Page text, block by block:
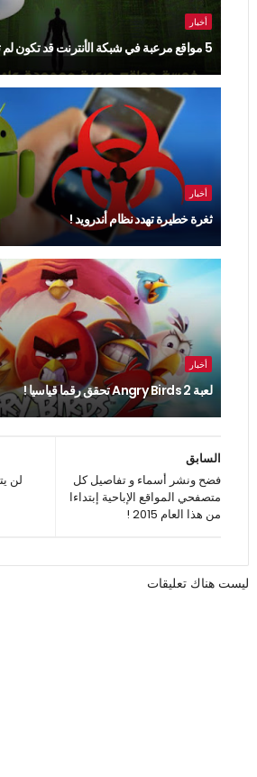
أخبار
5 مواقع مرعبة في شبكة الأنترنت قد تكون لم تسمع بها من قبل.
أخبار
ثغرة خطيرة تهدد نظام أندرويد !
أخبار
لعبة Angry Birds 2 تحقق رقما قياسيا !
السابق
فضح ونشر أسماء و تفاصيل كل
متصفحي المواقع الإباحية إبتداءا
من هذا العام 2015 !
ليست هناك تعليقات